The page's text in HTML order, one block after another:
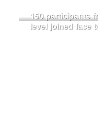
150 participants
level joined face